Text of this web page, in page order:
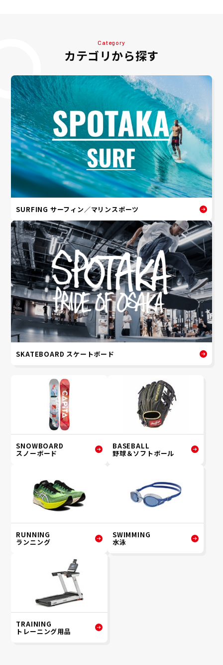
Category
カテゴリから探す
SURFING サーフィン／マリンスポーツ
SKATEBOARD スケートボード
SNOWBOARD
スノーボード
BASEBALL
野球＆ソフトボール
RUNNING
ランニング
SWIMMING
水泳
TRAINING
トレーニング用品